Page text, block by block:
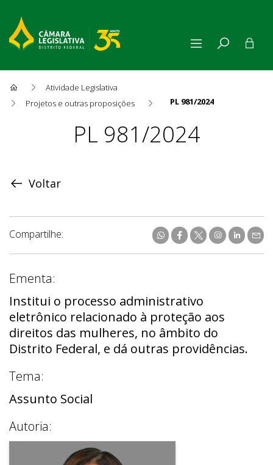
Atividade Legislativa
Projetos e outras proposições
PL 981/2024
ProposiçãoPL 981/2024
Voltar
Compartilhe:
Ementa:
Institui o processo administrativo
eletrônico relacionado à proteção aos
direitos das mulheres, no âmbito do
Distrito Federal, e dá outras providências.
Tema:
Assunto Social
Autoria: